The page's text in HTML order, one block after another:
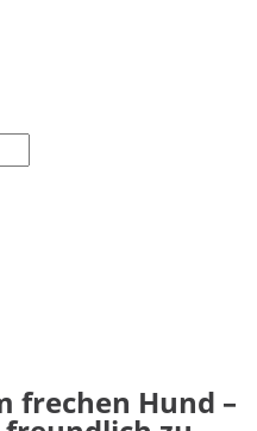
frechen Hund –